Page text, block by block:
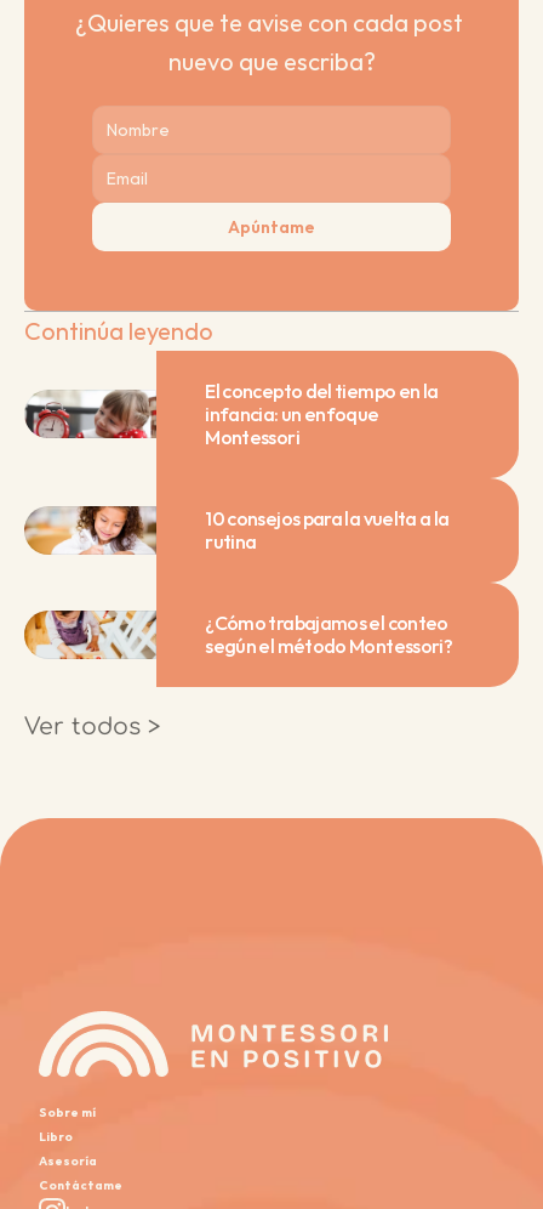
¿Quieres que te avise con cada post
nuevo que escriba?
Apúntame
Continúa leyendo
El concepto del tiempo en la
infancia: un enfoque
Montessori
10 consejos para la vuelta a la
rutina
¿Cómo trabajamos el conteo
según el método Montessori?
Ver todos >
Sobre mí
Libro
Asesoría
Contáctame